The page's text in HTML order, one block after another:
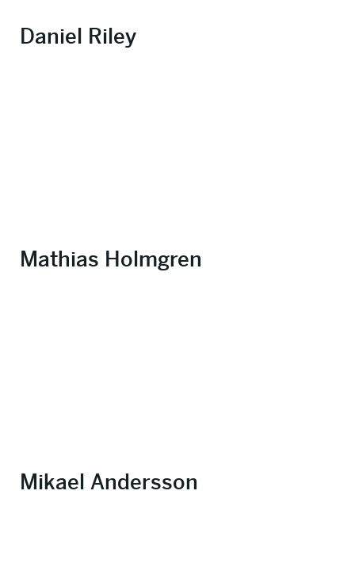
Daniel Riley
Mathias Holmgren
Mikael Andersson